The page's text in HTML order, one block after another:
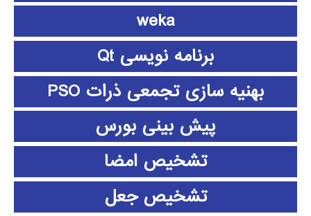
weka
برنامه نویسی Qt
بهنیه سازی تجمعی ذرات PSO
پیش بینی بورس
تشخیص امضا
تشخیص جعل